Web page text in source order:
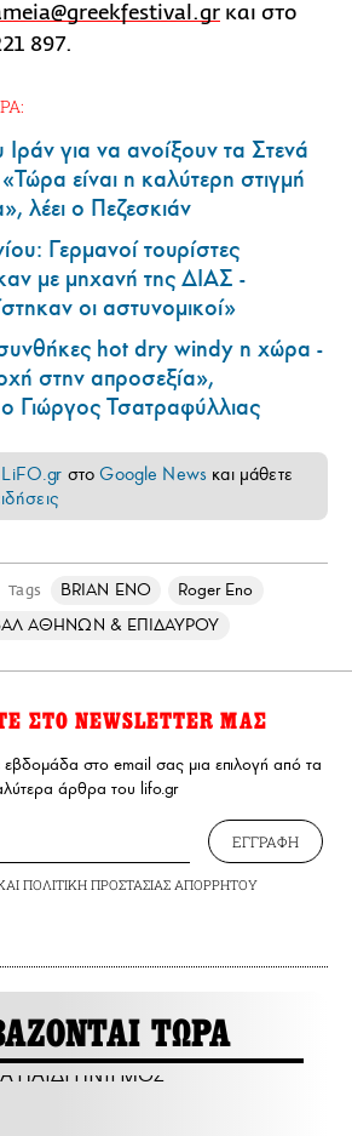
και στο
897.
για να ανοίξουν τα Στενά
είναι η καλύτερη στιγμή
λέει ο Πεζεσκιάν
Γερμανοί τουρίστες
με μηχανή της ΔΙΑΣ -
οι αστυνομικοί»
hot dry windy η χώρα -
στην απροσεξία»,
ο Γιώργος Τσατραφύλλιας
LiFO.gr στοGoogle News και μάθετε
Tags BRIAN ENO
Roger Eno
ΑΘΗΝΩΝ & ΕΠΙΔΑΥΡΟΥ
ΣΤΟ NEWSLETTER ΜΑΣ
εβδομάδα στο email σας μια επιλογή από τα
άρθρα του lifo.gr
ΕΓΓΡΑΦΗ
ΠΟΛΙΤΙΚΗ ΠΡΟΣΤΑΣΙΑΣ ΑΠΟΡΡΗΤΟΥ
ΤΩΡΑ